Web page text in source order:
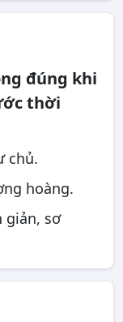
đúng khi
thời
chủ.
hoàng.
giản, sơ